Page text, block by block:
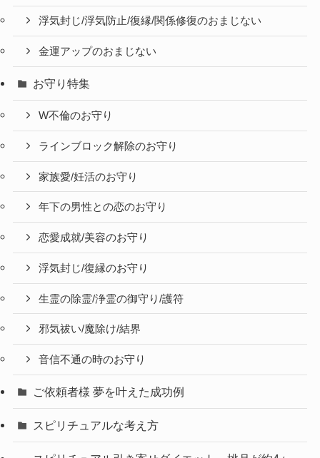
浮気封じ/浮気防止/復縁/関係修復のおまじない
金運アップのおまじない
お守り特集
W不倫のお守り
ラインブロック解除のお守り
家族愛/妊活のお守り
年下の男性との恋のお守り
恋愛成就/美容のお守り
浮気封じ/復縁のお守り
生霊の除霊/浄霊の御守り/護符
邪気祓い/魔除け/結界
音信不通の時のお守り
ご依頼者様 夢を叶えた成功例
スピリチュアルな考え方